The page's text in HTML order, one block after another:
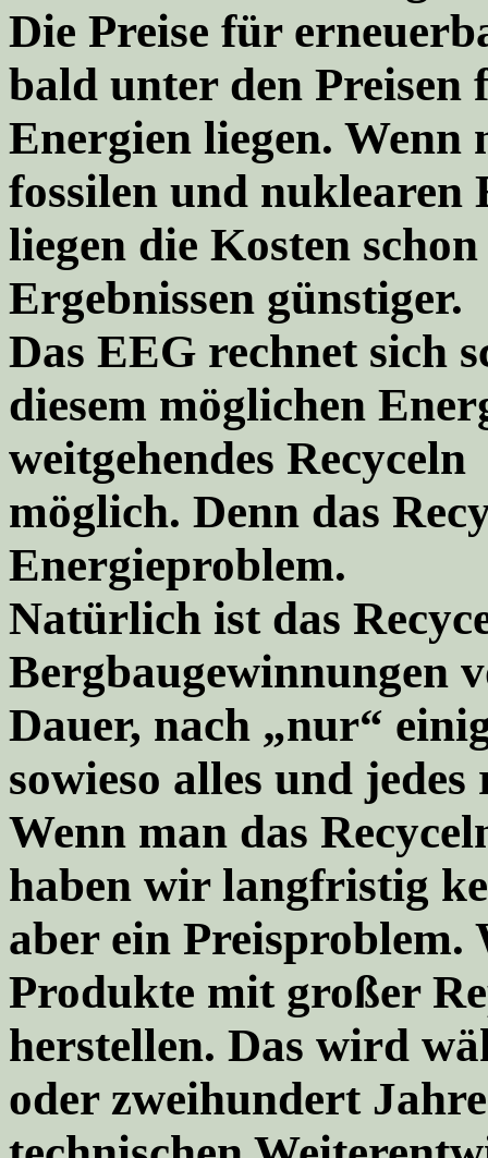
Die Preise für
bald unter den Preisen
Energien liegen. Wenn
fossilen und nuklearen
liegen die Kosten
Ergebnissen günstiger.
Das EEG rechnet sich
diesem möglichen
weitgehendes Recyceln
möglich. Denn das
Energieproblem.
Natürlich ist das
Bergbaugewinnungen
Dauer, nach „nur“
sowieso alles und
Wenn man das
haben wir langfristig
aber ein Preisproblem.
Produkte mit großer
herstellen. Das wird
oder zweihundert